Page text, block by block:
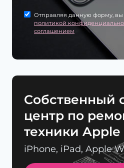
Отправляя данную форму, вы
политикой
соглашением
Cобственный
центр по
техники Apple
iPhone, iPad, Apple